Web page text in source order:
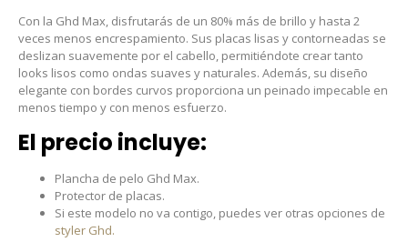
Con la Ghd Max, disfrutarás de un 80% más de brillo y hasta 2
veces menos encrespamiento. Sus placas lisas y contorneadas se
deslizan suavemente por el cabello, permitiéndote crear tanto
looks lisos como ondas suaves y naturales. Además, su diseño
elegante con bordes curvos proporciona un peinado impecable en
menos tiempo y con menos esfuerzo.
El precio incluye:
Plancha de pelo Ghd Max.
Protector de placas.
Si este modelo no va contigo, puedes ver otras opciones de
styler Ghd.